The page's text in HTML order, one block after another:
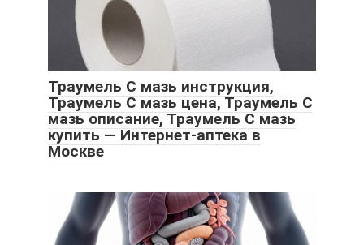
Траумель С мазь инструкция,
Траумель С мазь цена, Траумель С
мазь описание, Траумель С мазь
купить — Интернет-аптека в
Москве